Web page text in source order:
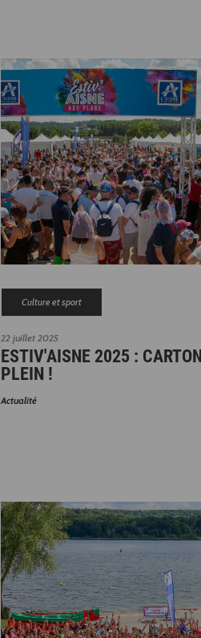
22 juillet 2025
Culture et sport
ESTIV'AISNE 2025 : CARTON
PLEIN !
Actualité